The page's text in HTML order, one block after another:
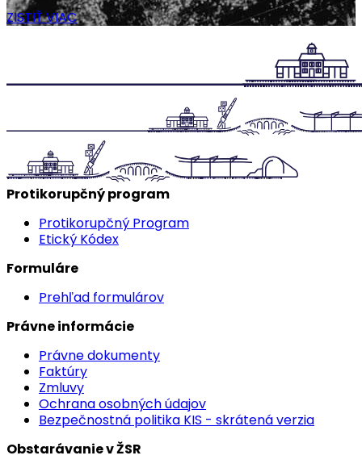
ZISTIŤ VIAC
Protikorupčný program
Protikorupčný Program
Etický Kódex
Formuláre
Prehľad formulárov
Právne informácie
Právne dokumenty
Faktúry
Zmluvy
Ochrana osobných údajov
Bezpečnostná politika KIS - skrátená verzia
Obstarávanie v ŽSR